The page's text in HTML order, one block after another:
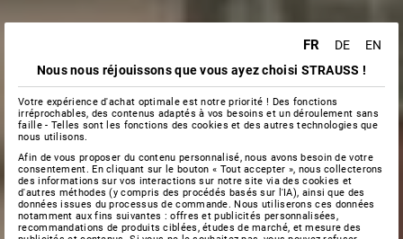
FR DE
EN
Nous nous réjouissons que vous ayez choisi STRAUSS !
Votre expérience d'achat optimale est notre priorité ! Des fonctions
irréprochables, des contenus adaptés à vos besoins et un déroulement sans
faille - Telles sont les fonctions des cookies et des autres technologies que
nous utilisons.
Afin de vous proposer du contenu personnalisé, nous avons besoin de votre
consentement. En cliquant sur le bouton « Tout accepter », nous collecterons
des informations sur vos interactions sur notre site via des cookies et
d'autres méthodes (y compris des procédés basés sur l'IA), ainsi que des
données issues du processus de commande. Nous utiliserons ces données
notamment aux fins suivantes : offres et publicités personnalisées,
recommandations de produits ciblées, études de marché, et mesure des